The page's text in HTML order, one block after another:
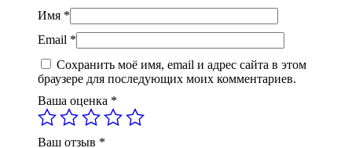
Имя *
Email *
Сохранить моё имя, email и адрес сайта в этом
браузере для последующих моих комментариев.
Ваша оценка *
Ваш отзыв *